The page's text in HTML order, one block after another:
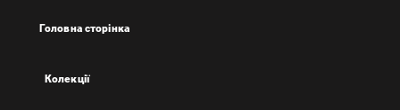
вкладці
Головна сторінка
Колекції